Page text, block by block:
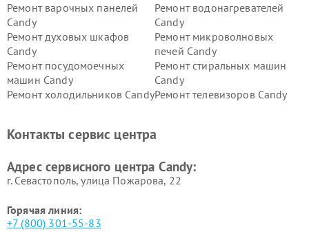
Ремонт варочных панелей
Candy
Ремонт водонагревателей
Candy
Ремонт духовых шкафов
Candy
Ремонт микроволновых
печей Candy
Ремонт посудомоечных
машин Candy
Ремонт стиральных машин
Candy
Ремонт холодильников CandyРемонт телевизоров Candy
Контакты сервис центра
Адрес сервисного центра Candy:
г. Севастополь, улица Пожарова, 22
Горячая линия:
+7 (800) 301-55-83